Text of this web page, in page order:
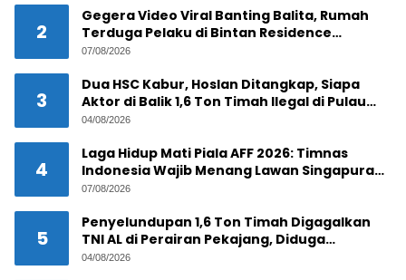
2
Gegera Video Viral Banting Balita, Rumah
Terduga Pelaku di Bintan Residence
Tanjungpinang Diserbu Warga
07/08/2026
3
Dua HSC Kabur, Hoslan Ditangkap, Siapa
Aktor di Balik 1,6 Ton Timah Ilegal di Pulau
Pekajang ?
04/08/2026
4
Laga Hidup Mati Piala AFF 2026: Timnas
Indonesia Wajib Menang Lawan Singapura
Demi Tiket Semifinal
07/08/2026
5
Penyelundupan 1,6 Ton Timah Digagalkan
TNI AL di Perairan Pekajang, Diduga
Melibatkan Jaringan Internasional
04/08/2026